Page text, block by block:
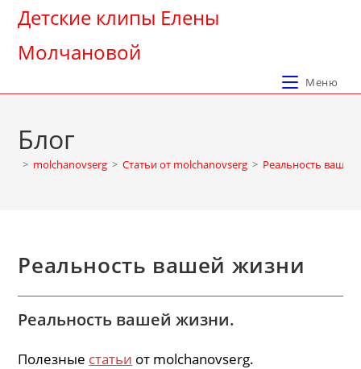
Перейти
содержимому
Детские клипы Елены
Молчановой
Меню
Блог
> molchanovserg > Cтатьи от molchanovserg > Реальность
Реальность вашей жизни
Реальность вашей жизни.
Полезные статьи от molchanovserg.